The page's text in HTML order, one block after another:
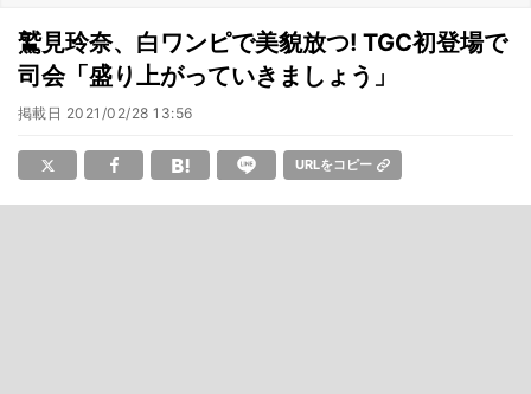
鷲見玲奈、白ワンピで美貌放つ! TGC初登場で
司会「盛り上がっていきましょう」
掲載日 2021/02/28 13:56
URLをコピー